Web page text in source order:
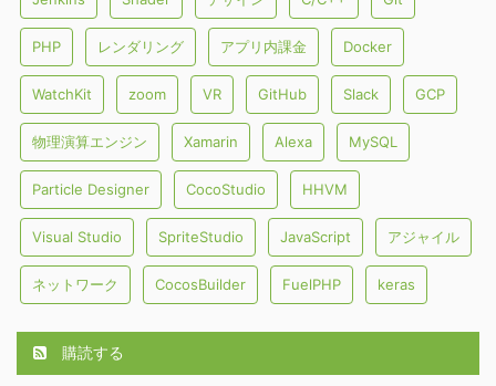
PHP レンダリング アプリ内課金 Docker
WatchKit zoom VR GitHub Slack GCP
物理演算エンジン Xamarin Alexa MySQL
Particle Designer CocoStudio HHVM
Visual Studio SpriteStudio JavaScript アジャイル
ネットワーク CocosBuilder FuelPHP keras
購読する